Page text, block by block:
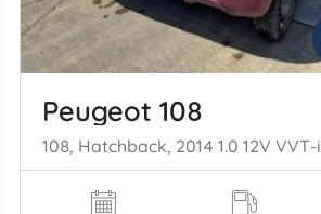
Peugeot 108
108, Hatchback, 2014 1.0 12V VVT-i